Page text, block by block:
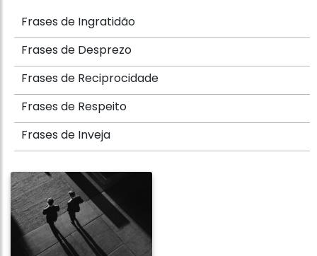
Frases de Ingratidão
Frases de Desprezo
Frases de Reciprocidade
Frases de Respeito
Frases de Inveja